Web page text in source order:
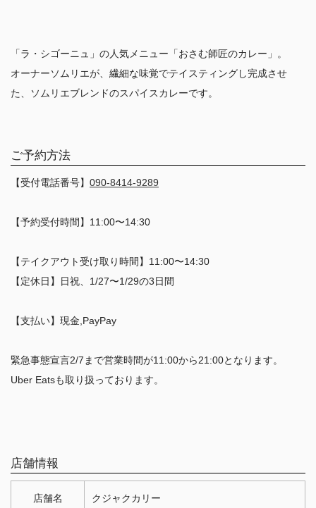
「ラ・シゴーニュ」の人気メニュー「おさむ師匠のカレー」。
オーナーソムリエが、繊細な味覚でテイスティングし完成させ
た、ソムリエブレンドのスパイスカレーです。
ご予約方法
【受付電話番号】 090-8414-9289
【予約受付時間】11:00〜14:30
【テイクアウト受け取り時間】11:00〜14:30
【定休日】日祝、1/27〜1/29の3日間
【支払い】現金,PayPay
緊急事態宣言2/7まで営業時間が11:00から21:00となります。
Uber Eatsも取り扱っております。
店舗情報
店舗名 クジャクカリー